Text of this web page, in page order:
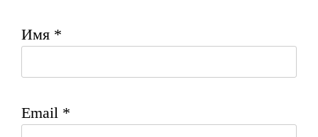
Имя *
Email *